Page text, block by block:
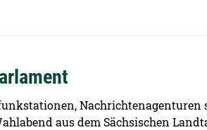
Nachrichtenagenturen
aus dem Sächsischen